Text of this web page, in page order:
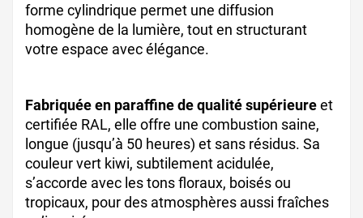
forme cylindrique permet une diffusion
homogène de la lumière, tout en structurant
votre espace avec élégance.
Fabriquée en paraffine de qualité supérieureet
certifiée RAL, elle offre une combustion saine,
longue (jusqu’à 50 heures) et sans résidus. Sa
couleur vert kiwi, subtilement acidulée,
s’accorde avec les tons floraux, boisés ou
tropicaux, pour des atmosphères aussi fraîches